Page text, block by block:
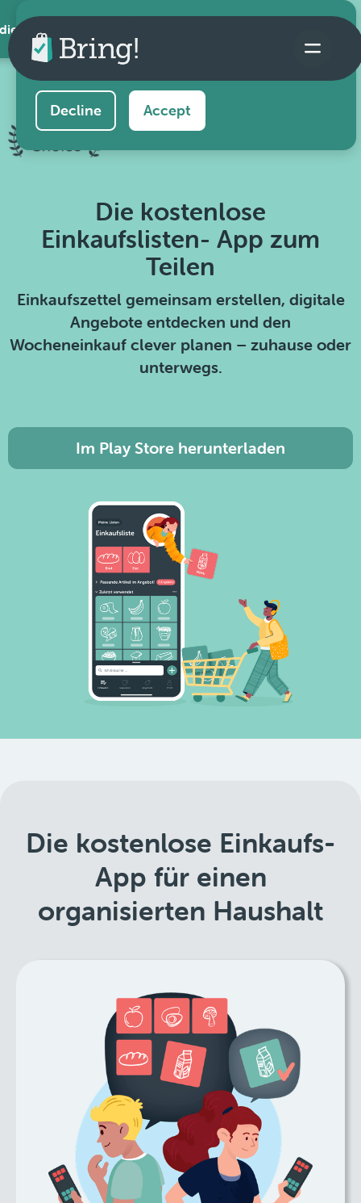
AppThis website uses cookies to ensure you get the
best experience on our website.
Decline Accept
Die kostenlose
Einkaufslisten- App zum
Teilen
Einkaufszettel gemeinsam erstellen, digitale
Angebote entdecken und den
Wocheneinkauf clever planen – zuhause oder
unterwegs.
Im Play Store herunterladen
Die kostenlose Einkaufs-
App für einen
organisierten Haushalt